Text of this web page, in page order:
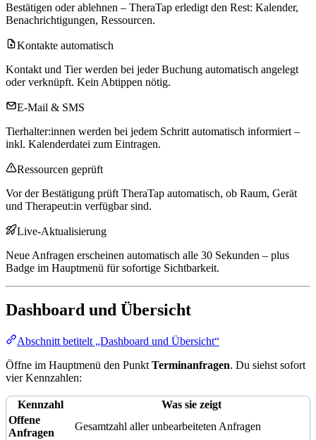
Bestätigen oder ablehnen – TheraTap erledigt den Rest: Kalender,
Benachrichtigungen, Ressourcen.
Kontakte automatisch
Kontakt und Tier werden bei jeder Buchung automatisch angelegt
oder verknüpft. Kein Abtippen nötig.
E-Mail & SMS
Tierhalter:innen werden bei jedem Schritt automatisch informiert –
inkl. Kalenderdatei zum Eintragen.
Ressourcen geprüft
Vor der Bestätigung prüft TheraTap automatisch, ob Raum, Gerät
und Therapeut:in verfügbar sind.
Live-Aktualisierung
Neue Anfragen erscheinen automatisch alle 30 Sekunden – plus
Badge im Hauptmenü für sofortige Sichtbarkeit.
Dashboard und Übersicht
Abschnitt betitelt „Dashboard und Übersicht“
Öffne im Hauptmenü den Punkt Terminanfragen. Du siehst sofort
vier Kennzahlen:
Kennzahl
Was sie zeigt
Offene
Anfragen
Gesamtzahl aller unbearbeiteten Anfragen